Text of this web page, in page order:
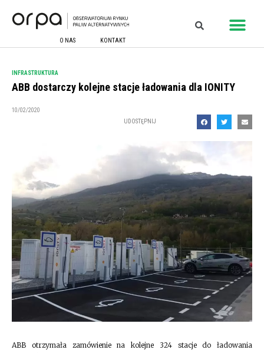
O NAS KONTAKT
INFRASTRUKTURA
ABB dostarczy kolejne stacje ładowania dla IONITY
10/02/2020
UDOSTĘPNIJ
ABB otrzymała zamówienie na kolejne 324 stacje do ładowania